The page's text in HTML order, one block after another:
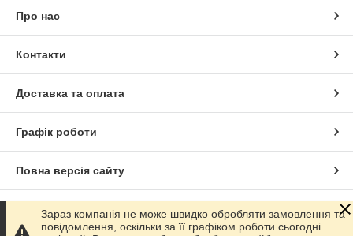
Про нас
Контакти
Доставка та оплата
Графік роботи
Повна версія сайту
Сайт створено на маркетплейсі Prom.ua
Зараз компанія не може швидко обробляти замовлення та
повідомлення, оскільки за її графіком роботи сьогодні